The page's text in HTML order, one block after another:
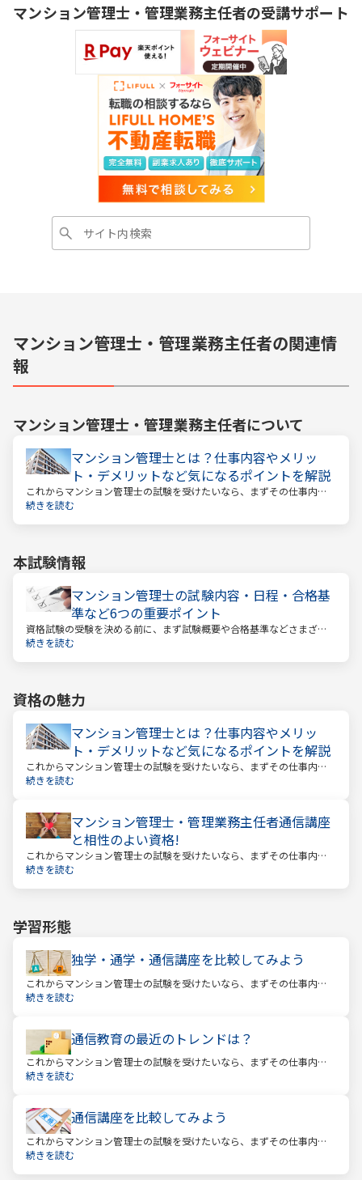
マンション管理士・管理業務主任者の受講サポート
マンション管理士・管理業務主任者の関連情
報
マンション管理士・管理業務主任者について
マンション管理士とは？仕事内容やメリッ
ト・デメリットなど気になるポイントを解説
これからマンション管理士の試験を受けたいなら、まずその仕事内容
を確かめましょう。この仕事では、マンション管理組合の総合的なサ
続きを読む
本試験情報
マンション管理士の試験内容・日程・合格基
準など6つの重要ポイント
資格試験の受験を決める前に、まず試験概要や合格基準などさまざま
なことを把握しておくことが大切です。試験までの日数を計算し、無
続きを読む
資格の魅力
マンション管理士とは？仕事内容やメリッ
ト・デメリットなど気になるポイントを解説
これからマンション管理士の試験を受けたいなら、まずその仕事内容
を確かめましょう。この仕事では、マンション管理組合の総合的なサ
続きを読む
マンション管理士・管理業務主任者通信講座
と相性のよい資格!
これからマンション管理士の試験を受けたいなら、まずその仕事内容
を確かめましょう。この仕事では、マンション管理組合の総合的なサ
続きを読む
学習形態
独学・通学・通信講座を比較してみよう
これからマンション管理士の試験を受けたいなら、まずその仕事内容
を確かめましょう。この仕事では、マンション管理組合の総合的なサ
続きを読む
通信教育の最近のトレンドは？
これからマンション管理士の試験を受けたいなら、まずその仕事内容
を確かめましょう。この仕事では、マンション管理組合の総合的なサ
続きを読む
通信講座を比較してみよう
これからマンション管理士の試験を受けたいなら、まずその仕事内容
を確かめましょう。この仕事では、マンション管理組合の総合的なサ
続きを読む